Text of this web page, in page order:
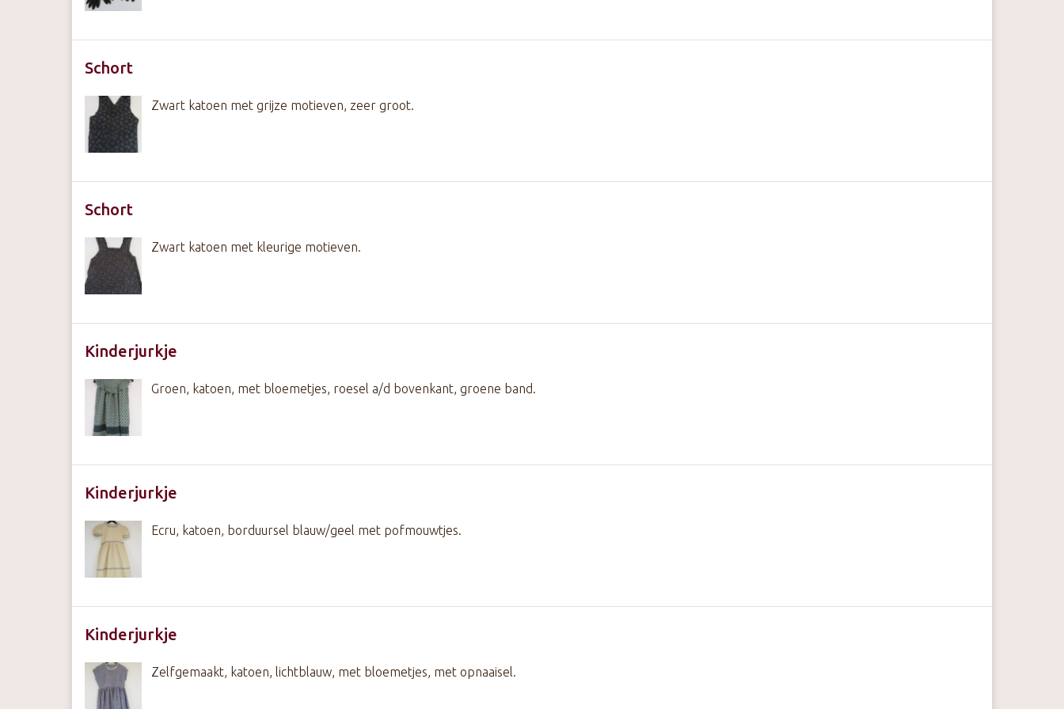
Schort
Zwart katoen met grijze motieven, zeer groot.
Schort
Zwart katoen met kleurige motieven.
Kinderjurkje
Groen, katoen, met bloemetjes, roesel a/d bovenkant, groene band.
Kinderjurkje
Ecru, katoen, borduursel blauw/geel met pofmouwtjes.
Kinderjurkje
Zelfgemaakt, katoen, lichtblauw, met bloemetjes, met opnaaisel.